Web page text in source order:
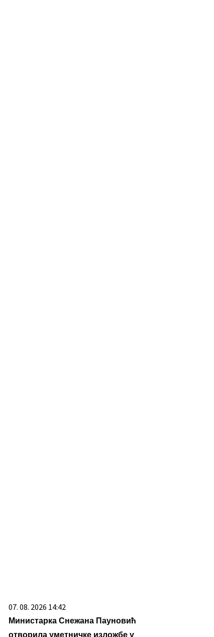
03. 08. 2026 13:23
Hibrid broj 1 koji osvaja Evropu,
sada po specijalnoj akcijskoj ceni